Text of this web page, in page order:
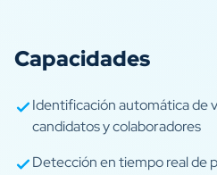
Capacidades
Identificación automática de
candidatos y colaboradores
Detección en tiempo real de